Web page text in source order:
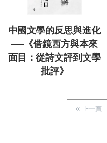
中國文學的反思與進化
──《借鏡西方與本來
面目：從詩文評到文學
批評》
上一頁